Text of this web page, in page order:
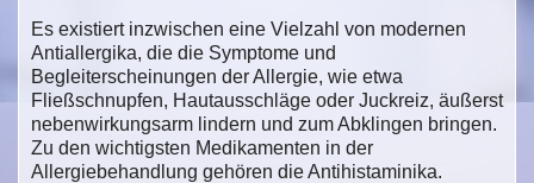
Es existiert inzwischen eine Vielzahl von modernen
Antiallergika, die die Symptome und
Begleiterscheinungen der Allergie, wie etwa
Fließschnupfen, Hautausschläge oder Juckreiz, äußerst
nebenwirkungsarm lindern und zum Abklingen bringen.
Zu den wichtigsten Medikamenten in der
Allergiebehandlung gehören die Antihistaminika.